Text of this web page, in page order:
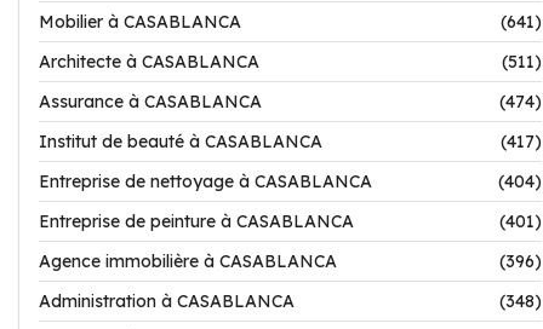
Mobilier à CASABLANCA
(641)
Architecte à CASABLANCA
(511)
Assurance à CASABLANCA
(474)
Institut de beauté à CASABLANCA
(417)
Entreprise de nettoyage à CASABLANCA
(404)
Entreprise de peinture à CASABLANCA
(401)
Agence immobilière à CASABLANCA
(396)
Administration à CASABLANCA
(348)